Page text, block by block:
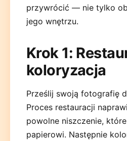
przywrócić — nie tylko
jego wnętrzu.
Krok 1:
koloryzacja
Prześlij swoją fotografię
Proces restauracji
powolne niszczenie,
papierowi. Następnie